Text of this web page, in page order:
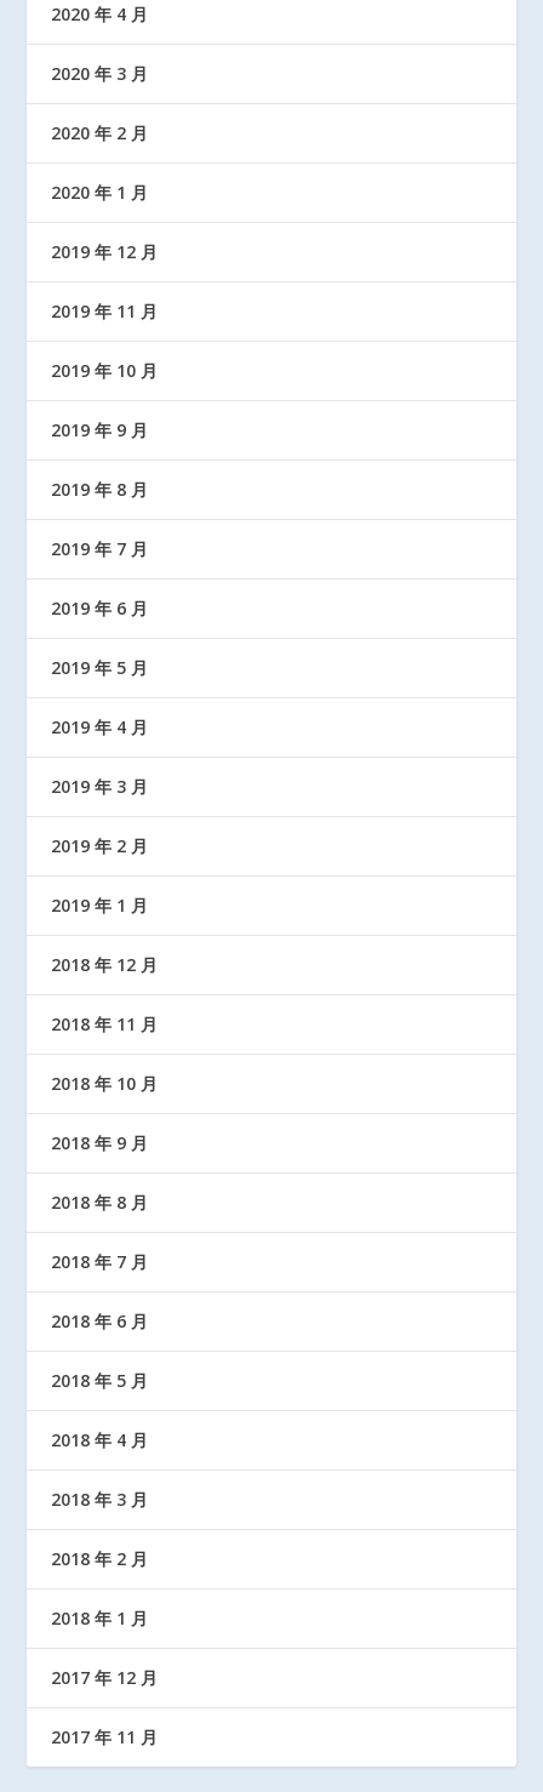
2020 年 4 月
2020 年 3 月
2020 年 2 月
2020 年 1 月
2019 年 12 月
2019 年 11 月
2019 年 10 月
2019 年 9 月
2019 年 8 月
2019 年 7 月
2019 年 6 月
2019 年 5 月
2019 年 4 月
2019 年 3 月
2019 年 2 月
2019 年 1 月
2018 年 12 月
2018 年 11 月
2018 年 10 月
2018 年 9 月
2018 年 8 月
2018 年 7 月
2018 年 6 月
2018 年 5 月
2018 年 4 月
2018 年 3 月
2018 年 2 月
2018 年 1 月
2017 年 12 月
2017 年 11 月